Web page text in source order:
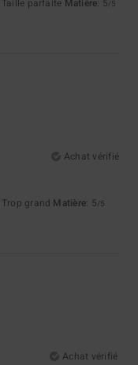
Taille parfaite Matière: 5/5
Achat vérifié
Trop grand Matière: 5/5
Achat vérifié